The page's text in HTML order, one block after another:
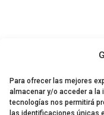
Para ofrecer las mejores
almacenar y/o acceder a la
tecnologías nos permitirá
las identificaciones únicas